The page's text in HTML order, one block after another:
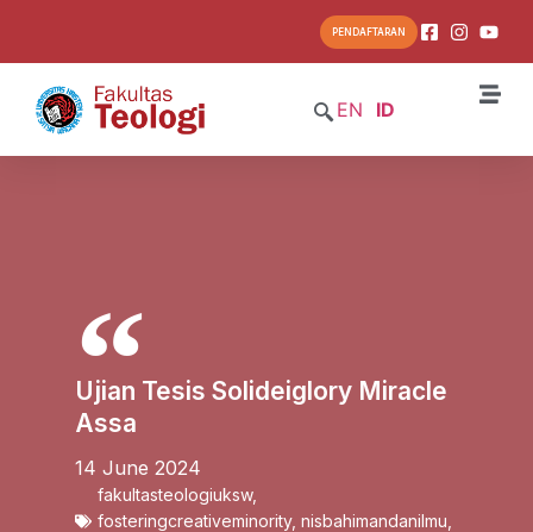
PENDAFTARAN
EN ID
Ujian Tesis Solideiglory Miracle
Assa
14 June 2024
fakultasteologiuksw,
fosteringcreativeminority, nisbahimandanilmu